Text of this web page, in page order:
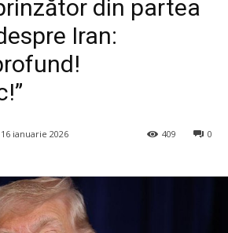
din partea
Iran:
16 ianuarie 2026 0
409